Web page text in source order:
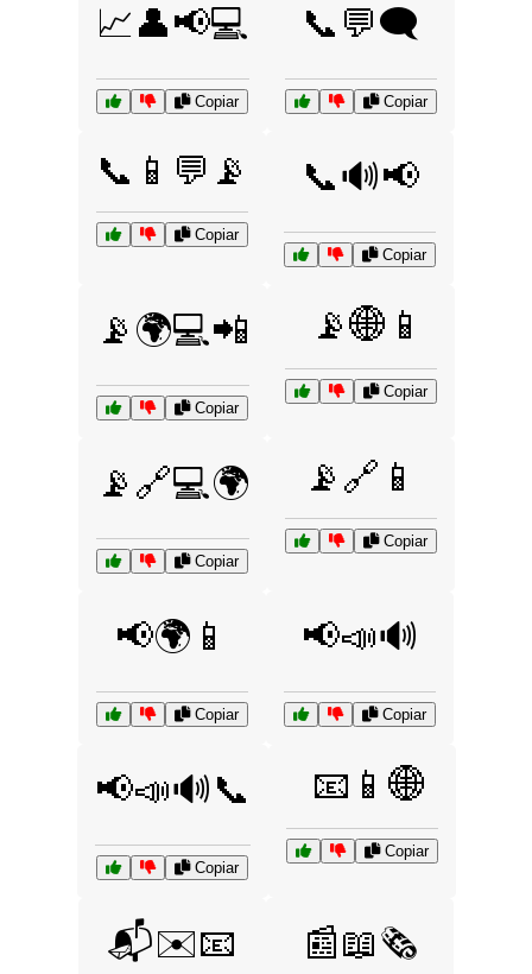
📈👤📢💻
Copiar
📞💬🗨️
Copiar
📞📱💬📡
Copiar
📞🔊📢
Copiar
📡🌍💻📲
Copiar
📡🌐📱
Copiar
📡🔗💻🌍
Copiar
📡🔗📱
Copiar
📢🌍📱
Copiar
📢📣🔊
Copiar
📢📣🔊📞
Copiar
📧📱🌐
Copiar
📬✉️📧 📰📖🗞️